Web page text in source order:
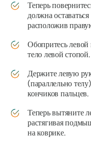
Теперь
должна
расположив
Обопритесь
тело левой стопой.
Держите левую
(параллельно
кончиков пальцев.
Теперь вытяните
растягивая
на коврике.